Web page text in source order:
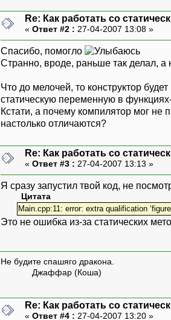
Re: Как работать со
« Ответ #2 : 27-04-2007 13:08 »
Спасибо, помогло
Странно, вроде, раньше так делал,
Что до мелочей, то конструктор
статическую переменную в
Кстати, а почему компилятор мог не
настолько отличаются?
Re: Как работать со
« Ответ #3 : 27-04-2007 13:13 »
Я сразу запустил твой код, не
Цитата
Main.cpp:11: error: extra qualification
Это не ошибка из-за статических
Не будите спашяго дракона.
Джаффар (Коша)
Re: Как работать со
« Ответ #4 : 27-04-2007 13:20 »